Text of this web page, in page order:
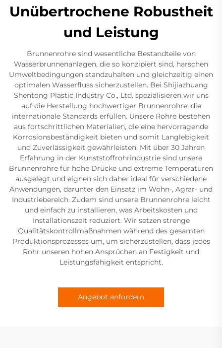
Unübertrochene Robustheit
und Leistung
Brunnenrohre sind wesentliche Bestandteile von
Wasserbrunnenanlagen, die so konzipiert sind, harschen
Umweltbedingungen standzuhalten und gleichzeitig einen
optimalen Wasserfluss sicherzustellen. Bei Shijiazhuang
Shentong Plastic Industry Co., Ltd. spezialisieren wir uns
auf die Herstellung hochwertiger Brunnenrohre, die
internationale Standards erfüllen. Unsere Rohre bestehen
aus fortschrittlichen Materialien, die eine hervorragende
Korrosionsbeständigkeit bieten und somit Langlebigkeit
und Zuverlässigkeit gewährleisten. Mit über 30 Jahren
Erfahrung in der Kunststoffrohrindustrie sind unsere
Brunnenrohre für hohe Drücke und extreme Temperaturen
ausgelegt und eignen sich daher ideal für verschiedene
Anwendungen, darunter den Einsatz im Wohn-, Agrar- und
Industriebereich. Zudem sind unsere Brunnenrohre leicht
und einfach zu installieren, was Arbeitskosten und
Installationszeit reduziert. Wir setzen strenge
Qualitätskontrollmaßnahmen während des gesamten
Produktionsprozesses um, um sicherzustellen, dass jedes
Rohr unseren hohen Ansprüchen an Festigkeit und
Leistungsfähigkeit entspricht.
Angebot anfordern